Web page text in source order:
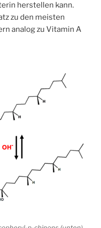
herstellen kann.
zu den meisten
analog zu Vitamin A